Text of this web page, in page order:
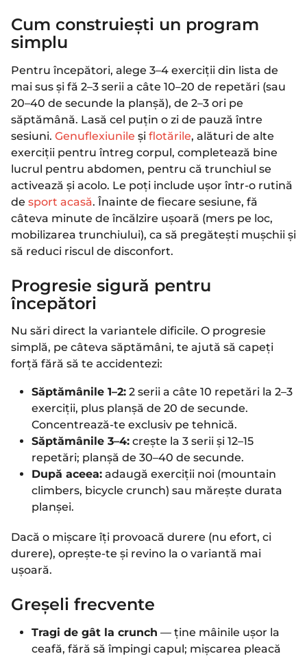
Cum construiești un program
simplu
Pentru începători, alege 3–4 exerciții din lista de
mai sus și fă 2–3 serii a câte 10–20 de repetări (sau
20–40 de secunde la planșă), de 2–3 ori pe
săptămână. Lasă cel puțin o zi de pauză între
sesiuni. Genuflexiunile și flotările, alături de alte
exerciții pentru întreg corpul, completează bine
lucrul pentru abdomen, pentru că trunchiul se
activează și acolo. Le poți include ușor într-o rutină
de sport acasă. Înainte de fiecare sesiune, fă
câteva minute de încălzire ușoară (mers pe loc,
mobilizarea trunchiului), ca să pregătești mușchii și
să reduci riscul de disconfort.
Progresie sigură pentru
începători
Nu sări direct la variantele dificile. O progresie
simplă, pe câteva săptămâni, te ajută să capeți
forță fără să te accidentezi:
Săptămânile 1–2: 2 serii a câte 10 repetări la 2–3
exerciții, plus planșă de 20 de secunde.
Concentrează-te exclusiv pe tehnică.
Săptămânile 3–4: crește la 3 serii și 12–15
repetări; planșă de 30–40 de secunde.
După aceea: adaugă exerciții noi (mountain
climbers, bicycle crunch) sau mărește durata
planșei.
Dacă o mișcare îți provoacă durere (nu efort, ci
durere), oprește-te și revino la o variantă mai
ușoară.
Greșeli frecvente
Tragi de gât la crunch — ține mâinile ușor la
ceafă, fără să împingi capul; mișcarea pleacă